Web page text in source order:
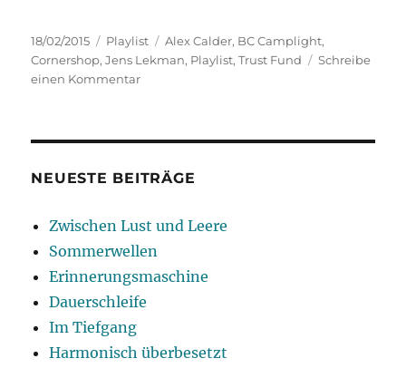
Veröffentlicht
am
18/02/2015 Kategorien
Playlist Schlagwörter
Alex Calder, BC Camplight,
Cornershop,Jens Lekman, Playlist,Trust Fund
Schreibe
einen Kommentarzu
NEUESTE BEITRÄGE
Zwischen Lust und Leere
Sommerwellen
Erinnerungsmaschine
Dauerschleife
Im Tiefgang
Harmonisch überbesetzt